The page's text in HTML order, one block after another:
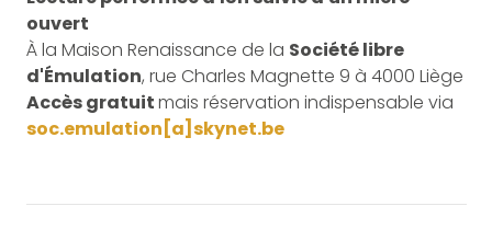
ouvert
À la Maison Renaissance de la Société libre
d'Émulation, rue Charles Magnette 9 à 4000 Liège
Accès gratuitmais réservation indispensable via
soc.emulation[a]skynet.be